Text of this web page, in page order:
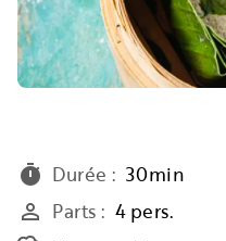
timer Durée : 30min
person_outline Parts : 4 pers.